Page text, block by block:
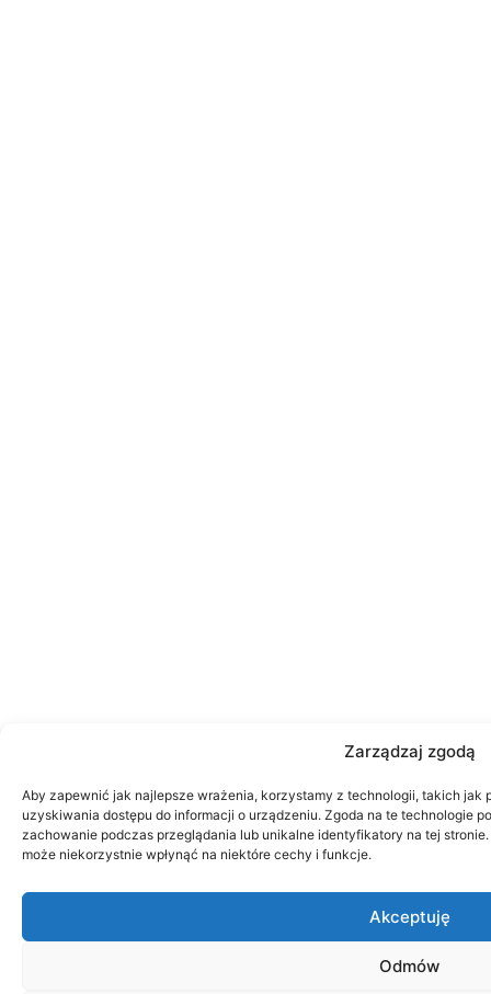
Zarządzaj zgodą
Aby zapewnić jak najlepsze wrażenia, korzystamy z technologii, takich jak
uzyskiwania dostępu do informacji o urządzeniu. Zgoda na te technologie
zachowanie podczas przeglądania lub unikalne identyfikatory na tej
może niekorzystnie wpłynąć na niektóre cechy i funkcje.
Akceptuję
Odmów